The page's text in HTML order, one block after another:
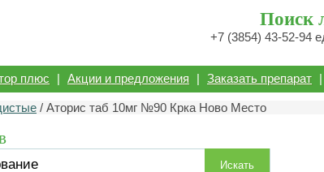
Поиск
+7 (3854) 43-52-94
плюс | Акции и предложения | Заказать препарат |
/ Аторис таб 10мг №90 Крка Ново Место
Искать